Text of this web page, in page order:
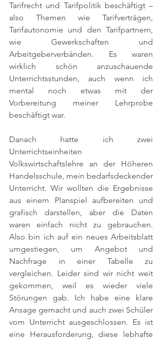
Tarifrecht und Tarifpolitik beschäftigt –
also Themen wie Tarifverträgen,
Tarifautonomie und den Tarifpartnern,
wie Gewerkschaften und
Arbeitgeberverbänden. Es waren
wirklich schön anzuschauende
Unterrichtsstunden, auch wenn ich
mental noch etwas mit der
Vorbereitung meiner Lehrprobe
beschäftigt war.
Danach hatte ich zwei
Unterrichtseinheiten
Volkswirtschaftslehre an der Höheren
Handelsschule, mein bedarfsdeckender
Unterricht. Wir wollten die Ergebnisse
aus einem Planspiel aufbereiten und
grafisch darstellen, aber die Daten
waren einfach nicht zu gebrauchen.
Also bin ich auf ein neues Arbeitsblatt
umgestiegen, um Angebot und
Nachfrage in einer Tabelle zu
vergleichen. Leider sind wir nicht weit
gekommen, weil es wieder viele
Störungen gab. Ich habe eine klare
Ansage gemacht und auch zwei Schüler
vom Unterricht ausgeschlossen. Es ist
eine Herausforderung, diese lebhafte